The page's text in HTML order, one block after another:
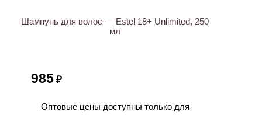
Шампунь для волос — Estel 18+ Unlimited, 250
мл
985 ₽
Оптовые цены доступны только для